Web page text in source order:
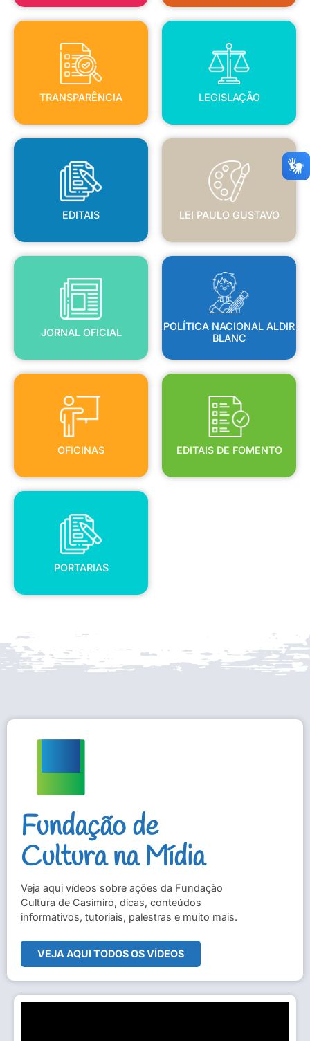
TRANSPARÊNCIA
TRANSPARÊNCIA
LEGISLAÇÃO
LEGISLAÇÃO
EDITAIS
EDITAIS
LEI PAULO GUSTAVO
LEI PAULO GUSTAVO
JORNAL OFICIAL
JORNAL OFICIAL
POLÍTICA NACIONAL ALDIR
BLANC
POLÍTICA NACIONAL ALDIR
BLANC
OFICINAS
OFICINAS
EDITAIS DE FOMENTO
EDITAIS DE FOMENTO
PORTARIAS
PORTARIAS
Fundação de
Cultura na Mídia
Veja aqui vídeos sobre ações da Fundação
Cultura de Casimiro, dicas, conteúdos
informativos, tutoriais, palestras e muito mais.
VEJA AQUI TODOS OS VÍDEOS